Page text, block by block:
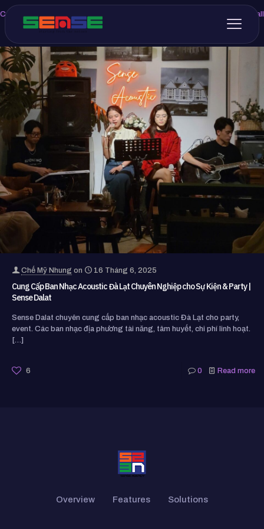
Categories Tags Authors Show all
Chế Mỹ Nhung on 16 Tháng 6, 2025
Cung Cấp Ban Nhạc Acoustic Đà Lạt Chuyên Nghiệp cho Sự Kiện & Party |
Sense Dalat
Sense Dalat chuyên cung cấp ban nhạc acoustic Đà Lạt cho party,
event. Các ban nhạc địa phương tài năng, tâm huyết, chi phí linh hoạt.
[…]
6 0 Read more
Overview Features Solutions